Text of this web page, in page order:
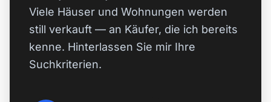
Viele Häuser und Wohnungen werden
still verkauft — an Käufer, die ich bereits
kenne. Hinterlassen Sie mir Ihre
Suchkriterien.